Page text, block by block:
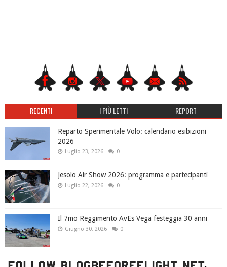
RECENTI I PIÙ LETTI REPORT
Reparto Sperimentale Volo: calendario esibizioni
2026
Luglio 23, 2026 0
Jesolo Air Show 2026: programma e partecipanti
Luglio 22, 2026 0
Il 7mo Reggimento AvEs Vega festeggia 30 anni
Giugno 30, 2026 0